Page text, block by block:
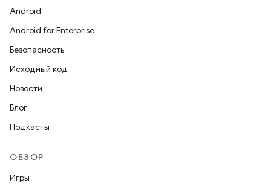
Android
Android for Enterprise
Безопасность
Исходный код
Новости
Блог
Подкасты
ОБЗОР
Игры